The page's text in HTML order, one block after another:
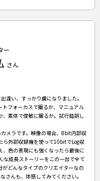
ー
さん
逢い、すっかり虜になりました。
フォーカスで撮るか、マニュアル
素体で俊敏に撮るか。試行錯誤し
メラです。映像の場合、8bit内部収
ら外部収録機を使って10bitでLog収
色の表現にも強くなったら最後に
な成長ストーリーをこの一台で全て
どんなタイプのクリエイターなの
さんも、体感してみてください。